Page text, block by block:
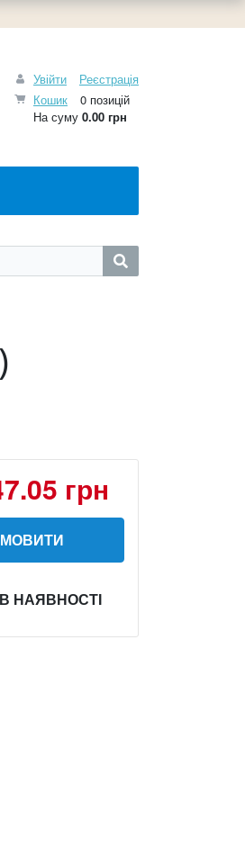
Увійти
Реєстрація
Кошик
0 позицій
На суму 0.00 грн
грн
НАЯВНОСТІ